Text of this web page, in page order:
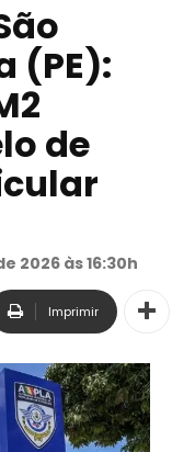
(PE):
de
2026 às 16:30h
Imprimir